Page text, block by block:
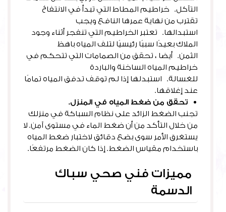
التآكل. خراطيم المطاط التي تبدأ في الانتفاخ
تقترب من نهاية عمرها النافع ويجب
استبدالها. تعتبر الخراطيم التي تنفجر أثناء وجود
الملاك بعيدًا سببًا رئيسيًا لتلف المياه باهظ
الثمن. أيضا ، تحقق من الصمامات التي تتحكم في
خراطيم المياه الساخنة والباردة
للغسالة. استبدلها إذا لم توقف تدفق المياه تمامًا
عند إغلاقها.
تحقق من ضغط المياه في المنزل.
تجنب الضغط الزائد على نظام السباكة في منزلك
من خلال التأكد من أن ضغط الماء في مستوى آمن. لا
يستغرق الأمر سوى بضع دقائق لاختبار ضغط المياه
باستخدام مقياس الضغط. إذا كان الضغط مرتفعًا.
مميزات فني صحي سباك
الدسمة